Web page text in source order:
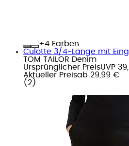
+
Farben
Culotte 3/4-Länge mit
TOM TAILOR Denim
Ursprünglicher PreisUVP
Aktueller Preisab 29,99 €
( 2 )